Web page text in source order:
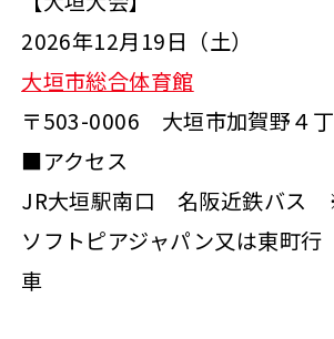
2026年12月19日（土）
大垣市総合体育館
〒503-0006 大垣市加賀野４
■アクセス
JR大垣駅南口 名阪近鉄バス
ソフトピアジャパン又は東町
車